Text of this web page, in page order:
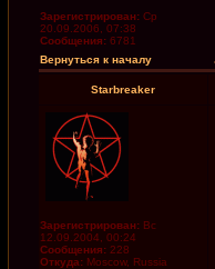
Зарегистрирован: Ср
20.09.2006, 07:38
Сообщения: 6781
Вернуться к началу
Starbreaker
Зарегистрирован: Вс
12.09.2004, 00:24
Сообщения: 228
Откуда: Moscow, Russia